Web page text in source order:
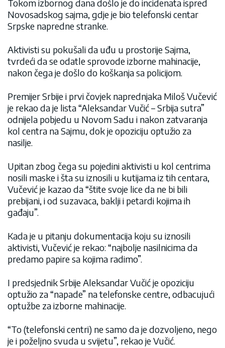
Tokom izbornog dana došlo je do incidenata ispred
Novosadskog sajma, gdje je bio telefonski centar
Srpske napredne stranke.
Aktivisti su pokušali da uđu u prostorije Sajma,
tvrdeći da se odatle sprovode izborne mahinacije,
nakon čega je došlo do koškanja sa policijom.
Premijer Srbije i prvi čovjek naprednjaka Miloš Vučević
je rekao da je lista “Aleksandar Vučić – Srbija sutra”
odnijela pobjedu u Novom Sadu i nakon zatvaranja
kol centra na Sajmu, dok je opoziciju optužio za
nasilje.
Upitan zbog čega su pojedini aktivisti u kol centrima
nosili maske i šta su iznosili u kutijama iz tih centara,
Vučević je kazao da “štite svoje lice da ne bi bili
prebijani, i od suzavaca, baklji i petardi kojima ih
gađaju”.
Kada je u pitanju dokumentacija koju su iznosili
aktivisti, Vučević je rekao: “najbolje nasilnicima da
predamo papire sa kojima radimo”.
I predsjednik Srbije Aleksandar Vučić je opoziciju
optužio za “napade” na telefonske centre, odbacujući
optužbe za izborne mahinacije.
“To (telefonski centri) ne samo da je dozvoljeno, nego
je i poželjno svuda u svijetu”, rekao je Vučić.